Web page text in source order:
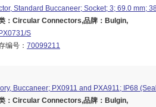
Standard Buccaneer; Socket; 3; 69.0 mm;
：Circular Connectors,品牌：Bulgin,
PX0731/S
编号： 70099211
Buccaneer; PX0911 and PXA911; IP68
：Circular Connectors,品牌：Bulgin,